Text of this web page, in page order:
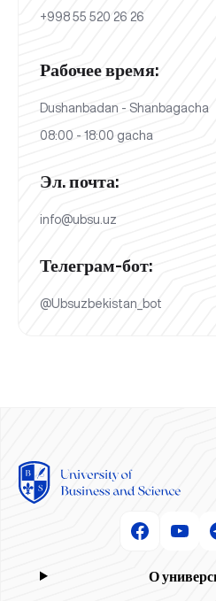
+998 55 520 26 26
Рабочее время:
Dushanbadan - Shanbagacha
08:00 - 18:00 gacha
Эл. почта:
info@ubsu.uz
Телеграм-бот:
@Ubsuzbekistan_bot
О